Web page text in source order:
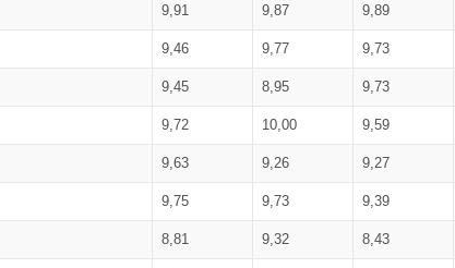
9,91 9,87 9,89
9,46 9,77 9,73
9,45 8,95 9,73
9,72 10,00 9,59
9,63 9,26 9,27
9,75 9,73 9,39
8,81 9,32 8,43